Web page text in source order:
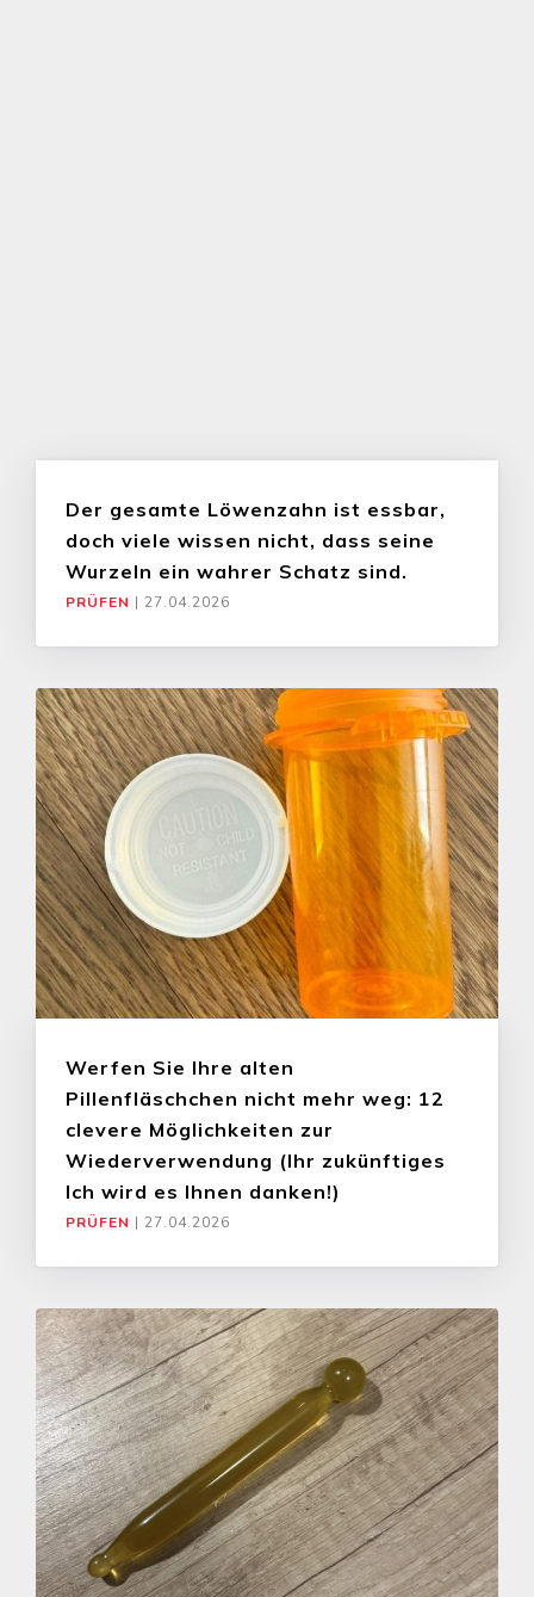
Der gesamte Löwenzahn ist essbar,
doch viele wissen nicht, dass seine
Wurzeln ein wahrer Schatz sind.
PRÜFEN | 27.04.2026
Werfen Sie Ihre alten
Pillenfläschchen nicht mehr weg: 12
clevere Möglichkeiten zur
Wiederverwendung (Ihr zukünftiges
Ich wird es Ihnen danken!)
PRÜFEN | 27.04.2026